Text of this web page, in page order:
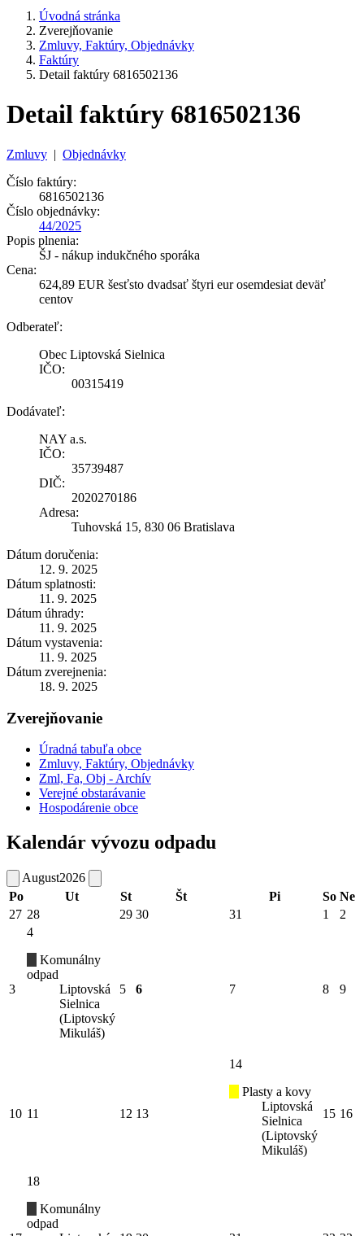
Úvodná stránka
Zverejňovanie
Zmluvy, Faktúry, Objednávky
Faktúry
Detail faktúry 6816502136
Detail faktúry 6816502136
Zmluvy | Objednávky
Číslo faktúry:
6816502136
Číslo objednávky:
44/2025
Popis plnenia:
ŠJ - nákup indukčného sporáka
Cena:
624,89 EUR šesťsto dvadsať štyri eur osemdesiat deväť
centov
Odberateľ:
Obec Liptovská Sielnica
IČO:
00315419
Dodávateľ:
NAY a.s.
IČO:
35739487
DIČ:
2020270186
Adresa:
Tuhovská 15, 830 06 Bratislava
Dátum doručenia:
12. 9. 2025
Dátum splatnosti:
11. 9. 2025
Dátum úhrady:
11. 9. 2025
Dátum vystavenia:
11. 9. 2025
Dátum zverejnenia:
18. 9. 2025
Zverejňovanie
Úradná tabuľa obce
Zmluvy, Faktúry, Objednávky
Zml, Fa, Obj - Archív
Verejné obstarávanie
Hospodárenie obce
Kalendár vývozu odpadu
August2026
Po
Ut St Št Pi So Ne
27 28 29 30 31 1 2
3
4
Komunálny
odpad
Liptovská
Sielnica
(Liptovský
Mikuláš)
5 6 7 8 9
10 11 12 13
14
Plasty a kovy
Liptovská
Sielnica
(Liptovský
Mikuláš)
15 16
18
Komunálny
odpad